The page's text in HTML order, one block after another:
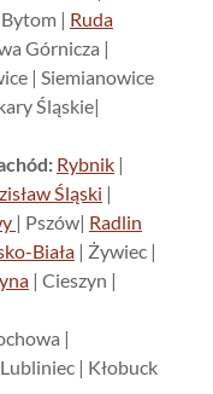
| Ruda
Górnicza |
| Siemianowice
Śląskie|
Rybnik |
Śląski |
| Pszów| Radlin
Biała | Żywiec |
| Cieszyn |
|
| Kłobuck